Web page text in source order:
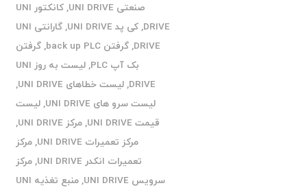
صنعتی UNI DRIVE
,
کانکتور UNI
DRIVE
,کی پد UNI DRIVE ,
گارانتی UNI
DRIVE
,گرفتن back up PLC ,گرفتن
بک آپ PLC
,
لیست به روز UNI
DRIVE
,لیست خطاهای UNI DRIVE
,
لیست سرو های UNI DRIVE
,لیست
قیمت UNI DRIVE
,مرکز UNI DRIVE
,
مرکز تعمیرات UNI DRIVE
,مرکز
تعمیرات انکدر UNI DRIVE
,مرکز
سرویس UNI DRIVE
,
منبع تغذیه UNI